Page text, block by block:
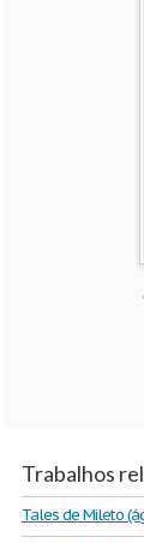
Trabalhos
Tales de Mileto